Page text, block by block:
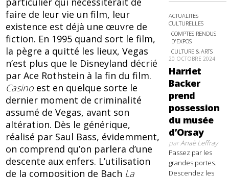
faire de leur vie un film, leur
existence est déjà une œuvre de
fiction. En 1995 quand sort le film,
la pègre a quitté les lieux, Vegas
n’est plus que le Disneyland décrié
par Ace Rothstein à la fin du film.
Casino est en quelque sorte le
dernier moment de criminalité
assumé de Vegas, avant son
altération. Dès le générique,
réalisé par Saul Bass, évidemment,
on comprend qu’on parlera d’une
descente aux enfers. L’utilisation
de la composition de Bach La
ACTUALITÉS
CULTURELLES
COMPTES RENDUS
D'EXPOS
CULTURE & ARTS
20 OCTOBRE 2024
Harriet
Backer
prend
possession
du musée
d’Orsay
parAnaë Leffray
Passez par les
grandes portes.
Descendez les